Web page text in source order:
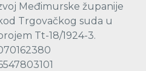
Međimurske županije
Trgovačkog suda u
Tt-18/1924-3.